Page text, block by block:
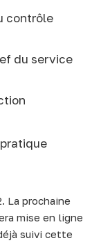
contrôle
du service
La prochaine
mise en ligne
suivi cette